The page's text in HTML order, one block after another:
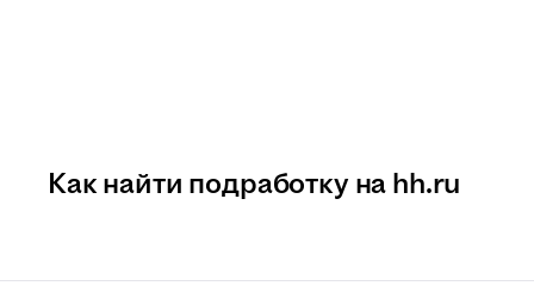
Как найти подработку на hh.ru